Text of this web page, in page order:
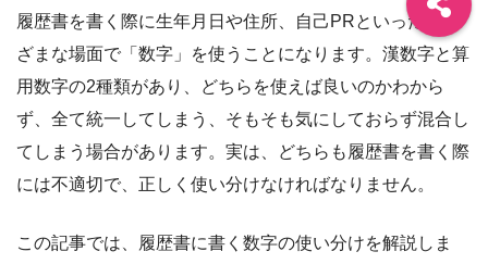
履歴書を書く際に生年月日や住所、自己PRといったさま
ざまな場面で「数字」を使うことになります。漢数字と算
用数字の2種類があり、どちらを使えば良いのかわから
ず、全て統一してしまう、そもそも気にしておらず混合し
てしまう場合があります。実は、どちらも履歴書を書く際
には不適切で、正しく使い分けなければなりません。
この記事では、履歴書に書く数字の使い分けを解説しま